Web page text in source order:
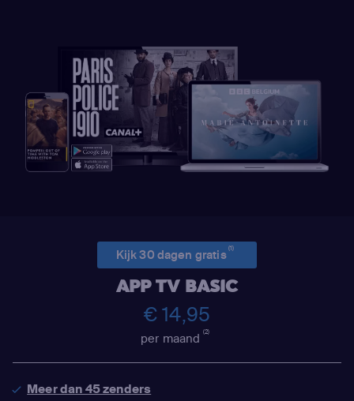
Kijk 30 dagen gratis(1)
APP TV BASIC
€ 14,95
per maand(2)
Meer dan 45 zenders